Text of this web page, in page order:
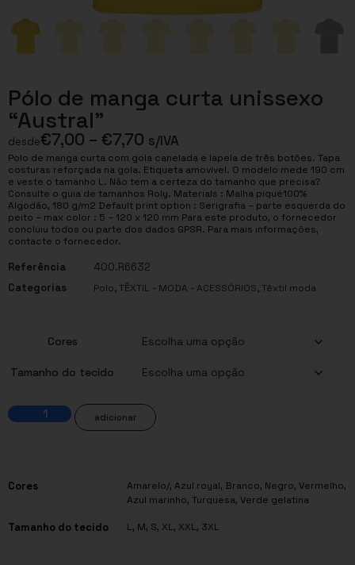
Pólo de manga curta unissexo
“Austral”
desde€7,00 – €7,70 s/IVA
Polo de manga curta com gola canelada e lapela de três botões. Tapa
costuras reforçada na gola. Etiqueta amovível. O modelo mede 190 cm
e veste o tamanho L. Não tem a certeza do tamanho que precisa?
Consulte o guia de tamanhos Roly. Materials : Malha piqué100%
Algodão, 180 g/m2 Default print option : Serigrafia – parte esquerda do
peito – max color : 5 – 120 x 120 mm Para este produto, o fornecedor
concluiu todos ou parte dos dados GPSR. Para mais informações,
contacte o fornecedor.
Referência
400.R6632
Categorias
Polo,TÊXTIL - MODA - ACESSÓRIOS,Têxtil moda
Cores
Tamanho do tecido
adicionar
Cores Amarelo/, Azul royal, Branco, Negro, Vermelho,
Azul marinho, Turquesa, Verde gelatina
Tamanho do tecido L, M, S, XL, XXL, 3XL